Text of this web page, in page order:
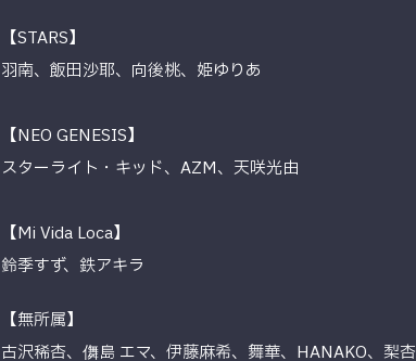
【STARS】
羽南、飯田沙耶、向後桃、姫ゆりあ
【NEO GENESIS】
スターライト・キッド、AZM、天咲光由
【Mi Vida Loca】
鈴季すず、鉄アキラ
【無所属】
古沢稀杏、儛島 エマ、伊藤麻希、舞華、HANAKO、梨杏